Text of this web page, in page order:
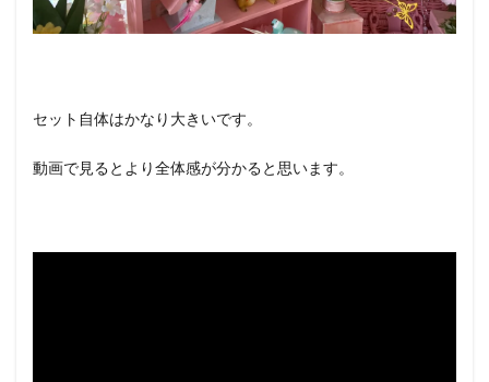
セット自体はかなり大きいです。
動画で見るとより全体感が分かると思います。